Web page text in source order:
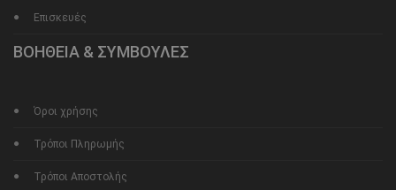
Επισκευές
ΒΟΗΘΕΙΑ & ΣΥΜΒΟΥΛΕΣ
Όροι χρήσης
Τρόποι Πληρωμής
Τρόποι Αποστολής